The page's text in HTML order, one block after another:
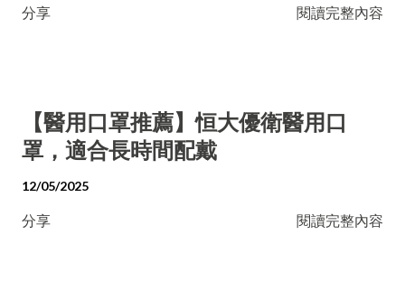
分享 閱讀完整內容
【醫用口罩推薦】恒大優衛醫用口
罩，適合長時間配戴
12/05/2025
分享 閱讀完整內容